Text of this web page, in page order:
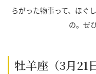
らがった物事って、ほぐ
の。ぜ
牡羊座（3月